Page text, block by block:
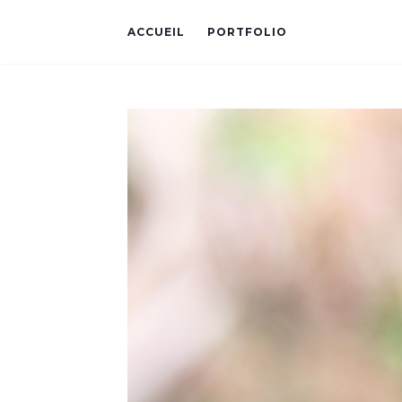
ACCUEIL PORTFOLIO